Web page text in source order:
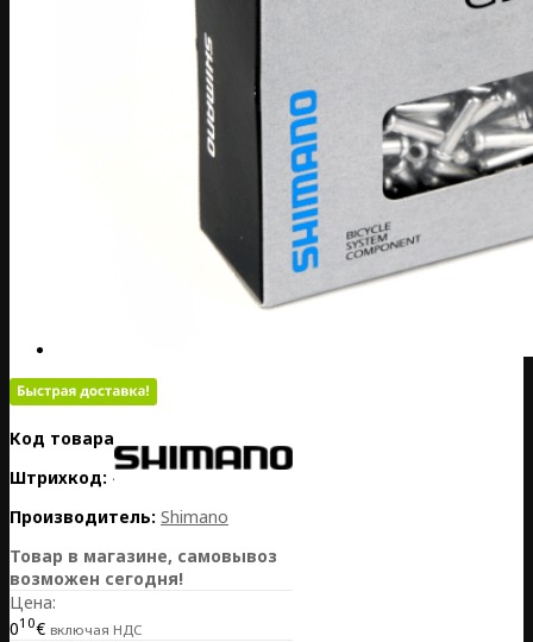
Код товара:
Штрихкод: 4524667127314
Производитель: Shimano
Товар в магазине, самовывоз
возможен сегодня!
Цена:
010€ включая НДС